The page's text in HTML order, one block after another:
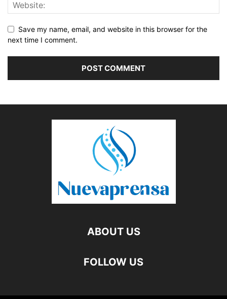
Save my name, email, and website in this browser for the
next time I comment.
ABOUT US
FOLLOW US